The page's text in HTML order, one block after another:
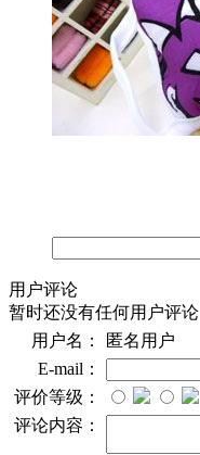
用户评论
暂时还没有任何用户评论
用户名：
匿名用户
E-mail：
评价等级：
评论内容：